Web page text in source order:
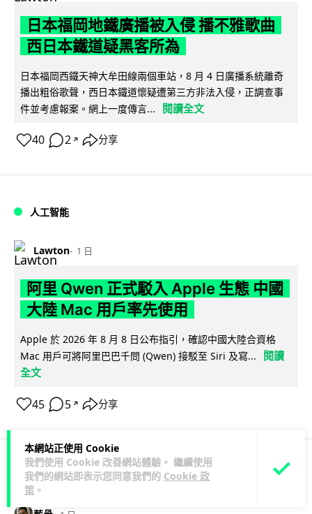
本網站正使用 Cookie
我們使用 Cookie 改善網站體驗。 繼續使用
我們的網站即表示您同意我們的 Cookie 政
策 。
日本福岡地鐵廣播被入侵 播不雅歌曲
西日本鐵道疑黑客所為
日本福岡西鐵天神大牟田線兩個車站，8 月 4 日廣播系統離奇
播出粗俗歌聲，西日本鐵道懷疑遭第三方非法入侵，正調查事
件並考慮報案。網上一度傳言...
閱讀全文
40 2 ↗ 分享
人工智能
Lawton 1 日
阿里 Qwen 正式駁入 Apple 生態 中國
大陸 Mac 用戶率先使用
Apple 於 2026 年 8 月 8 日公布指引，確認中國大陸合資格
Mac 用戶可將阿里巴巴千問 (Qwen) 接駁至 Siri 及寫...
閱讀
全文
45 5 ↗ 分享
人工智能